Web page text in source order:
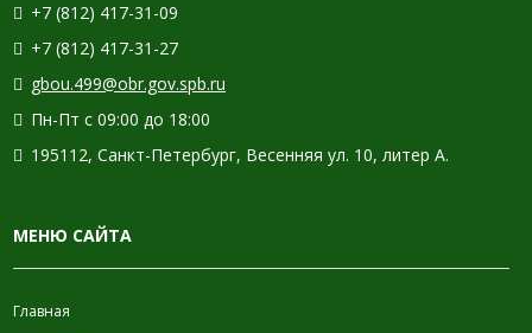
+7 (812) 417-31-09
+7 (812) 417-31-27
gbou.499@obr.gov.spb.ru
Пн-Пт с 09:00 до 18:00
195112, Санкт-Петербург, Весенняя ул. 10, литер А.
МЕНЮ САЙТА
Главная